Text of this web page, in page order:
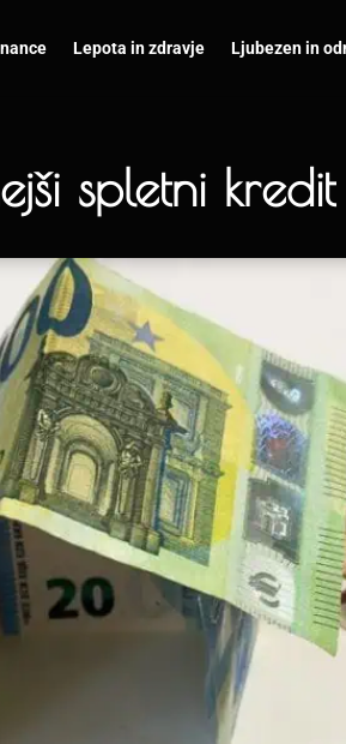
Lepota in zdravje Ljubezen in
spletni